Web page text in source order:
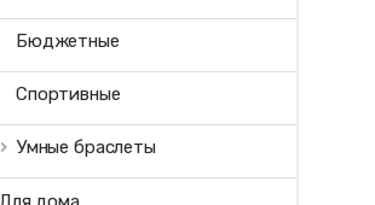
Бюджетные
Спортивные
Умные браслеты